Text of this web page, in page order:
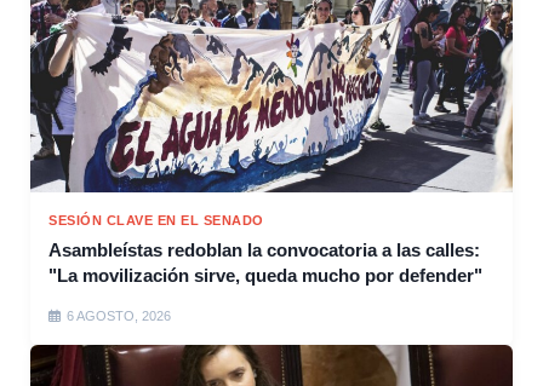
SESIÓN CLAVE EN EL SENADO
Asambleístas redoblan la convocatoria a las calles:
"La movilización sirve, queda mucho por defender"
6 AGOSTO, 2026